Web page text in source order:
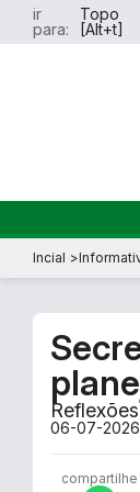
ir
para:
Topo
[Alt+t]
Incial
06-07-2026
compartilhe